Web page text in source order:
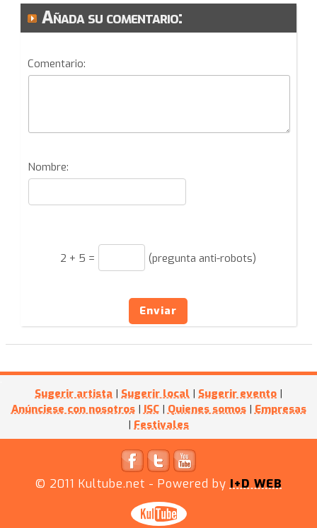
Añada su comentario:
Comentario:
Nombre:
2 + 5 = (pregunta anti-robots)
Enviar
Sugerir artista | Sugerir local | Sugerir evento |
Anúnciese con nosotros | ISC | Quienes somos | Empresas
| Festivales
© 2011 Kultube.net - Powered by I+D WEB